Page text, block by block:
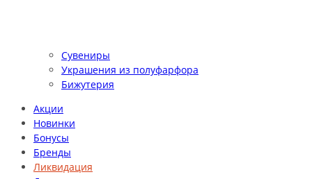
Сувениры
Украшения из полуфарфора
Бижутерия
Акции
Новинки
Бонусы
Бренды
Ликвидация